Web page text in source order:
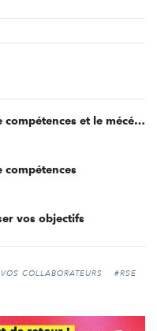
La différence entre le bénévolat de compétences et le mécénat de compétences
compétences
vos objectifs
COLLABORATEURS
#RSE